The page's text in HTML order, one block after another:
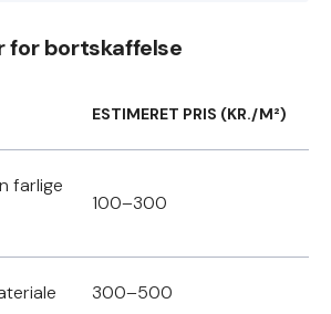
for bortskaffelse
ESTIMERET PRIS (KR./M²)
farlige
100–300
300–500